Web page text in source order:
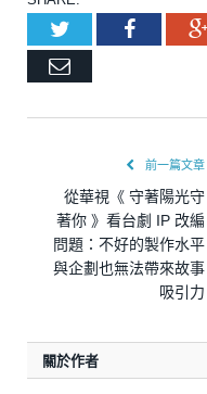
Twitter
Email
前一篇文章
從華視《 守著陽光守
著你 》看台劇 IP 改編
問題：不好的製作水平
與企劃也無法帶來故事
吸引力
關於作者